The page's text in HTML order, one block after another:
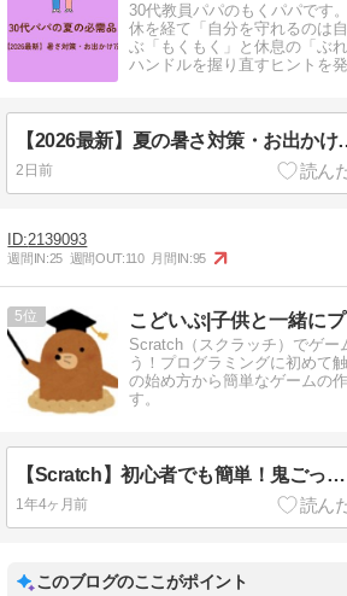
30代教員パパのもくパパです
休を経て「自分を守れるのは
ぶ「もくもく」と休息の「ぶ
ハンドルを握り直すヒントを
【2026最新】夏の暑さ対
2日前
2139093
週間IN:25 週間OUT:110 月間IN:95
5 こどいぷ|子供と一緒に
Scratch（スクラッチ）でゲー
う！プログラミングに初めて
の始め方から簡単なゲームの
す。
【Scratch】初心者でも簡単！鬼ごっこゲームを作ろう
1年4ヶ月前
このブログのここがポイント